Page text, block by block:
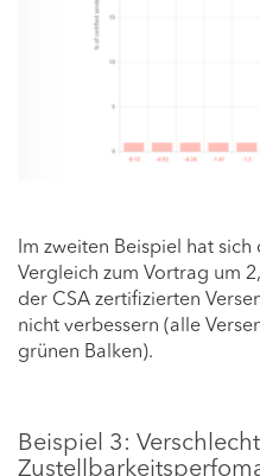
Im zweiten Beispiel hat sich
Vergleich zum Vortrag um
der CSA zertifizierten
nicht verbessern (alle
grünen Balken).
Beispiel 3: